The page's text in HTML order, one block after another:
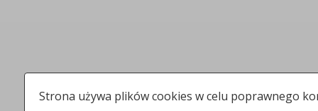
Strona używa plików cookies w celu poprawnego